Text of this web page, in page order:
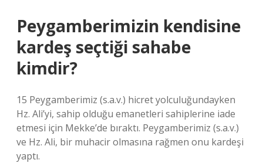
Peygamberimizin kendisine
kardeş seçtiği sahabe
kimdir?
15 Peygamberimiz (s.a.v.) hicret yolculuğundayken
Hz. Ali’yi, sahip olduğu emanetleri sahiplerine iade
etmesi için Mekke’de bıraktı. Peygamberimiz (s.a.v.)
ve Hz. Ali, bir muhacir olmasına rağmen onu kardeşi
yaptı.